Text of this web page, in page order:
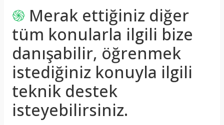
֍ Merak ettiğiniz diğer
tüm konularla ilgili bize
danışabilir, öğrenmek
istediğiniz konuyla ilgili
teknik destek
isteyebilirsiniz.